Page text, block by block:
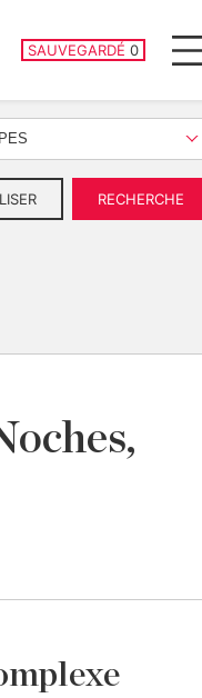
SAUVEGARDÉ 0
PROPRIÉTÉS
RECHERCHE